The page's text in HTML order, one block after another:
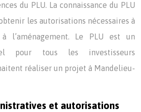
du PLU. La connaissance du PLU
les autorisations nécessaires à
l’aménagement. Le PLU est un
pour tous les investisseurs
réaliser un projet à Mandelieu-
et autorisations